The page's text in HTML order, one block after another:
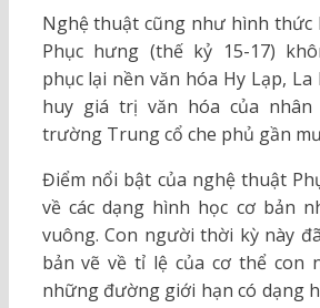
Nghệ thuật cũng như hình thức
Phục hưng (thế kỷ 15-17)
phục lại nền văn hóa Hy Lạp,
huy giá trị văn hóa của
trường Trung cổ che phủ gần
Điểm nổi bật của nghệ thuật
về các dạng hình học cơ bản
vuông. Con người thời kỳ này
bản vẽ về tỉ lệ của cơ thể con
những đường giới hạn có dạng